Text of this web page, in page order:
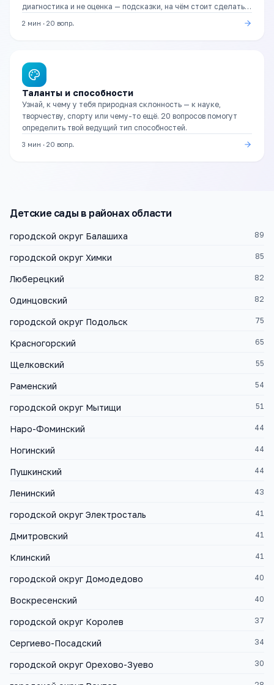
диагностика и не оценка — подсказки, на чём стоит сделать
2 мин · 20 вопр.
Таланты и способности
Узнай, к чему у тебя природная склонность — к науке,
творчеству, спорту или чему-то ещё. 20 вопросов помогут
определить твой ведущий тип способностей.
3 мин · 20 вопр.
Детские сады в районах области
городской округ Балашиха 89
городской округ Химки 85
Люберецкий 82
Одинцовский 82
городской округ Подольск 75
Красногорский 65
Щелковский 55
Раменский 54
городской округ Мытищи 51
Наро-Фоминский 44
Ногинский 44
Пушкинский 44
Ленинский 43
городской округ Электросталь 41
Дмитровский 41
Клинский 41
городской округ Домодедово 40
Воскресенский 40
городской округ Королев 37
Сергиево-Посадский 34
городской округ Орехово-Зуево 30